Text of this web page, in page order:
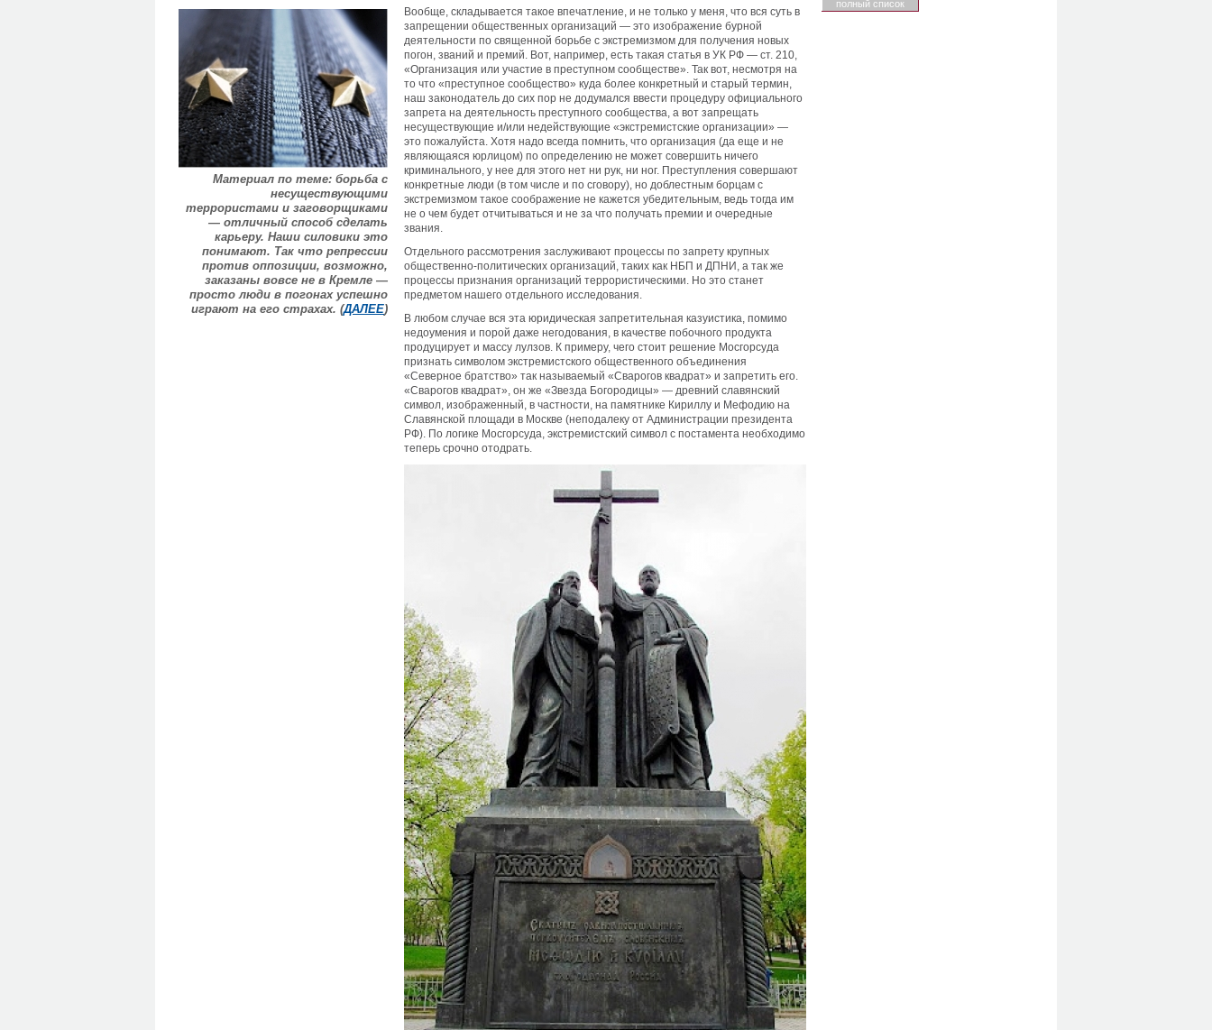
Материал по теме: борьба с
несуществующими
террористами и заговорщиками
— отличный способ сделать
карьеру. Наши силовики это
понимают. Так что репрессии
против оппозиции, возможно,
заказаны вовсе не в Кремле —
просто люди в погонах успешно
играют на его страхах. (ДАЛЕЕ)
Вообще, складывается такое впечатление, и не только у меня, что вся суть в
запрещении общественных организаций — это изображение бурной
деятельности по священной борьбе с экстремизмом для получения новых
погон, званий и премий. Вот, например, есть такая статья в УК РФ — ст. 210,
«Организация или участие в преступном сообществе». Так вот, несмотря на
то что «преступное сообщество» куда более конкретный и старый термин,
наш законодатель до сих пор не додумался ввести процедуру официального
запрета на деятельность преступного сообщества, а вот запрещать
несуществующие и/или недействующие «экстремистские организации» —
это пожалуйста. Хотя надо всегда помнить, что организация (да еще и не
являющаяся юрлицом) по определению не может совершить ничего
криминального, у нее для этого нет ни рук, ни ног. Преступления совершают
конкретные люди (в том числе и по сговору), но доблестным борцам с
экстремизмом такое соображение не кажется убедительным, ведь тогда им
не о чем будет отчитываться и не за что получать премии и очередные
звания.
Отдельного рассмотрения заслуживают процессы по запрету крупных
общественно-политических организаций, таких как НБП и ДПНИ, а так же
процессы признания организаций террористическими. Но это станет
предметом нашего отдельного исследования.
В любом случае вся эта юридическая запретительная казуистика, помимо
недоумения и порой даже негодования, в качестве побочного продукта
продуцирует и массу лулзов. К примеру, чего стоит решение Мосгорсуда
признать символом экстремистского общественного объединения
«Северное братство» так называемый «Сварогов квадрат» и запретить его.
«Сварогов квадрат», он же «Звезда Богородицы» — древний славянский
символ, изображенный, в частности, на памятнике Кириллу и Мефодию на
Славянской площади в Москве (неподалеку от Администрации президента
РФ). По логике Мосгорсуда, экстремистский символ с постамента необходимо
теперь срочно отодрать.
полный список